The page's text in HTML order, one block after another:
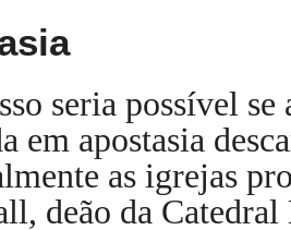
seria possível
em apostasia
as igrejas
deão da